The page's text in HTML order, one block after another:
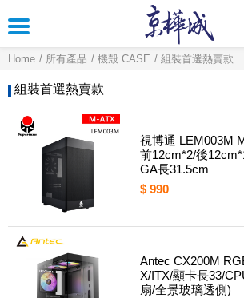
Home 所有產品 機殼 CASE 組裝首選熱賣款
組裝首選熱賣款
視博通 LEM003M
前12cm*2/後
GA長31.5cm
$ 990
Antec CX200M
X/ITX/顯卡長33/
扇/全景玻璃透側)